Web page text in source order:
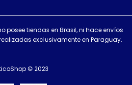
posee tiendas en Brasil, ni hace envíos
exclusivamente en Paraguay.
© 2023